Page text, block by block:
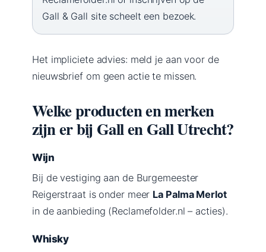
Gall & Gall site scheelt een bezoek.
Het impliciete advies: meld je aan voor de
nieuwsbrief om geen actie te missen.
Welke producten en merken
zijn er bij Gall en Gall Utrecht?
Wijn
Bij de vestiging aan de Burgemeester
Reigerstraat is onder meer La Palma Merlot
in de aanbieding (Reclamefolder.nl – acties).
Whisky